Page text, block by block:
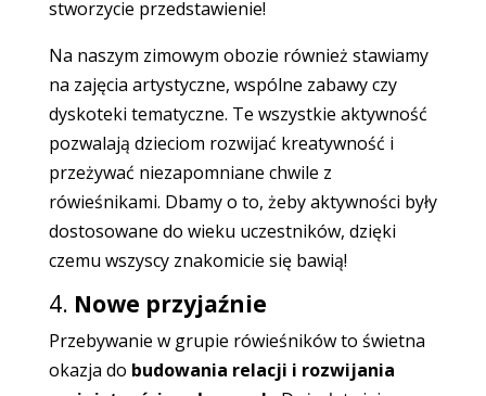
stworzycie przedstawienie!
Na naszym zimowym obozie również stawiamy
na zajęcia artystyczne, wspólne zabawy czy
dyskoteki tematyczne. Te wszystkie aktywność
pozwalają dzieciom rozwijać kreatywność i
przeżywać niezapomniane chwile z
rówieśnikami. Dbamy o to, żeby aktywności były
dostosowane do wieku uczestników, dzięki
czemu wszyscy znakomicie się bawią!
4. Nowe przyjaźnie
Przebywanie w grupie rówieśników to świetna
okazja do budowania relacji i rozwijania